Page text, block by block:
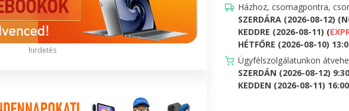
hirdetés
Házhoz, csomagpontra,
SZERDÁRA (2026-08-12)
KEDDRE (2026-08-11) (
HÉTFŐRE (2026-08-10)
Ügyfélszolgálatunkon
SZERDÁN (2026-08-12)
KEDDEN (2026-08-11)